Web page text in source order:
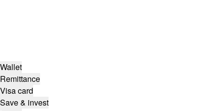
Wallet
Remittance
Visa card
Save & invest